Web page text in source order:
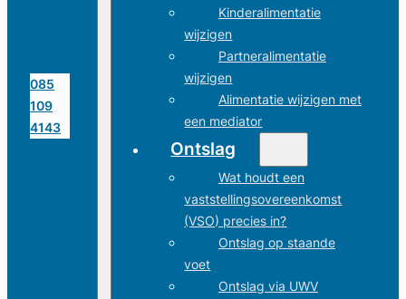
085
109
4143
Kinderalimentatie
wijzigen
Partneralimentatie
wijzigen
Alimentatie wijzigen met
een mediator
Ontslag
Wat houdt een
vaststellingsovereenkomst
(VSO) precies in?
Ontslag op staande
voet
Ontslag via UWV